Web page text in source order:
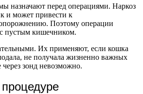
назначают перед операциями. Наркоз
и может привести к
Поэтому операции
пустым кишечником.
Их применяют, если кошка
не получала жизненно важных
зонд невозможно.
процедуре